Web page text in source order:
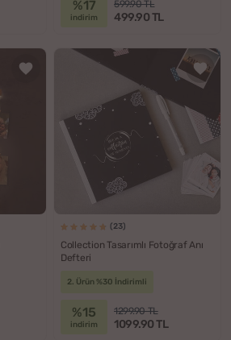
%17
indirim
599.90 TL
499.90 TL
(23)
Collection Tasarımlı Fotoğraf Anı
Defteri
2. Ürün %30 İndirimli
%15
indirim
1299.90 TL
1099.90 TL